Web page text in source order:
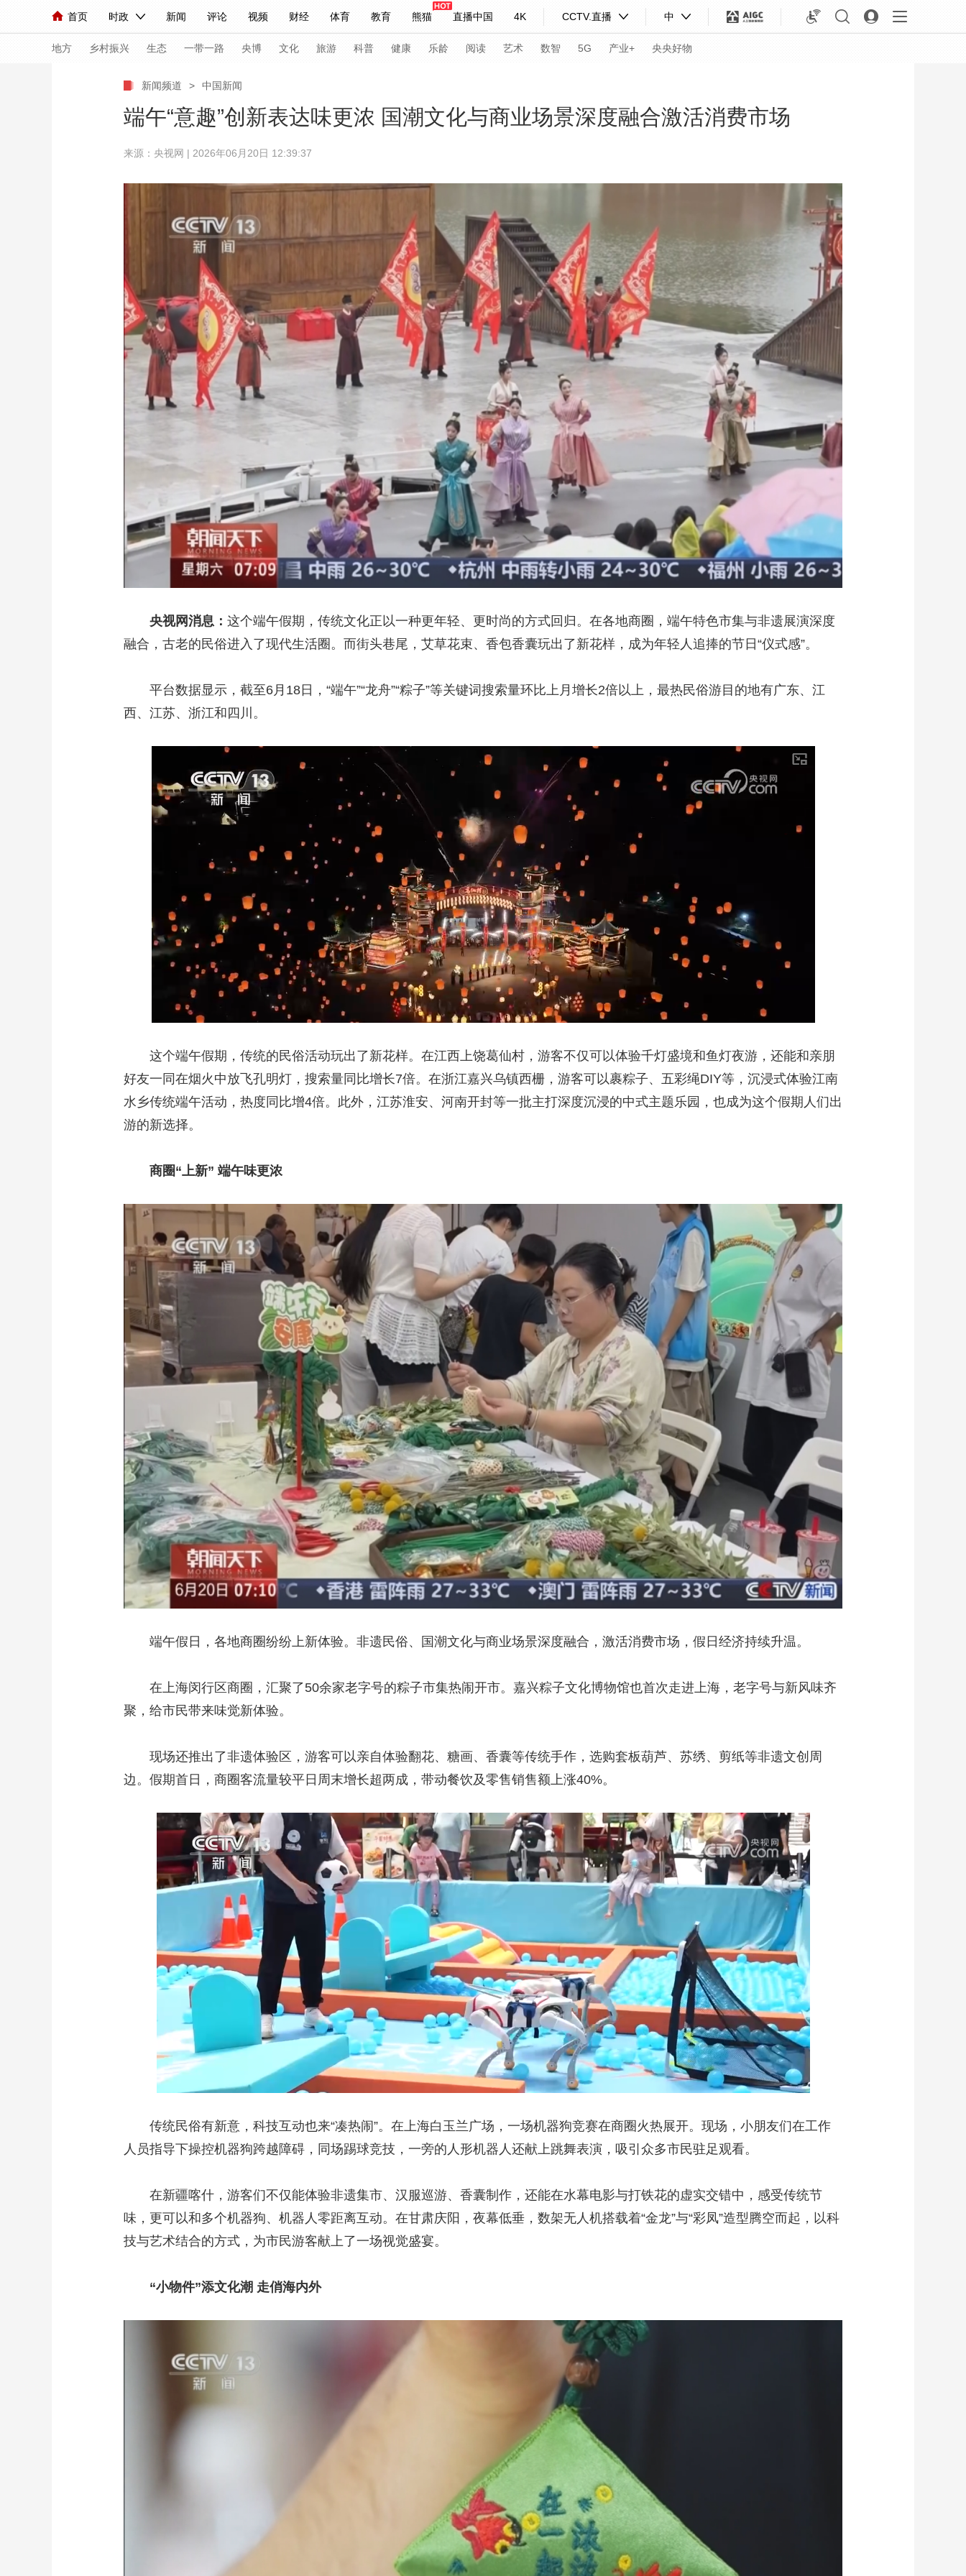
首页 时政 新闻 评论 视频 财经 体育 教育 熊猫 直播中国 4K CCTV.直播 中
人民领袖习近平 联播+ 中国领导人 央视快评 习式妙语 热解读 天天学习
直播 栏目大全 节目单 听音 微视频 主持人 下载央视影音
海外频道 iPanda English Монгол
地方 乡村振兴 生态 一带一路 央博 文化 旅游 科普 健康 乐龄 阅读 艺术 数智 5G 产业+ 央央好物
热解读 天天学习 习式妙语 央视快评
小央直播 直播中国 4K专区 全景新闻
快看 蓝海中国 人生第一次 人生第二次
直播 2026年世界杯 CBA NBA 中超 国足 国际足球 网球 综合体育 亚冬会
CCTV奥林匹克频道 生活体育大会 体育江湖 文化体育 冰雪道路 足球道路
教育 乡村振兴 生态环境 一带一路 央博 非遗 文化 旅游 科普 健康 乐龄 阅读 汽车 数智 5G
大国展会 大国保险 云顶对话 云起 超级工厂 智敬中国 全民健康 时尚 才艺 网展 央央好物
直播 片库 热播榜 总台企业白名单
新闻频道 > 中国新闻
端午“意趣”创新表达味更浓 国潮文化与商业场景深度融合激活消费市场
来源：央视网 | 2026年06月20日 12:39:37
央视网消息： 这个端午假期，传统文化正以一种更年轻、更时尚的方式回归。在各地商圈，端午特色市集与非遗展演深度
融合，古老的民俗进入了现代生活圈。而街头巷尾，艾草花束、香包香囊玩出了新花样，成为年轻人追捧的节日“仪式感”。
平台数据显示，截至6月18日，“端午”“龙舟”“粽子”等关键词搜索量环比上月增长2倍以上，最热民俗游目的地有广东、江
西、江苏、浙江和四川。
这个端午假期，传统的民俗活动玩出了新花样。在江西上饶葛仙村，游客不仅可以体验千灯盛境和鱼灯夜游，还能和亲朋
好友一同在烟火中放飞孔明灯，搜索量同比增长7倍。在浙江嘉兴乌镇西栅，游客可以裹粽子、五彩绳DIY等，沉浸式体验江南
水乡传统端午活动，热度同比增4倍。此外，江苏淮安、河南开封等一批主打深度沉浸的中式主题乐园，也成为这个假期人们出
游的新选择。
商圈“上新” 端午味更浓
端午假日，各地商圈纷纷上新体验。非遗民俗、国潮文化与商业场景深度融合，激活消费市场，假日经济持续升温。
在上海闵行区商圈，汇聚了50余家老字号的粽子市集热闹开市。嘉兴粽子文化博物馆也首次走进上海，老字号与新风味齐
聚，给市民带来味觉新体验。
现场还推出了非遗体验区，游客可以亲自体验翻花、糖画、香囊等传统手作，选购套板葫芦、苏绣、剪纸等非遗文创周
边。假期首日，商圈客流量较平日周末增长超两成，带动餐饮及零售销售额上涨40%。
传统民俗有新意，科技互动也来“凑热闹”。在上海白玉兰广场，一场机器狗竞赛在商圈火热展开。现场，小朋友们在工作
人员指导下操控机器狗跨越障碍，同场踢球竞技，一旁的人形机器人还献上跳舞表演，吸引众多市民驻足观看。
在新疆喀什，游客们不仅能体验非遗集市、汉服巡游、香囊制作，还能在水幕电影与打铁花的虚实交错中，感受传统节
味，更可以和多个机器狗、机器人零距离互动。在甘肃庆阳，夜幕低垂，数架无人机搭载着“金龙”与“彩凤”造型腾空而起，以科
技与艺术结合的方式，为市民游客献上了一场视觉盛宴。
“小物件”添文化潮 走俏海内外